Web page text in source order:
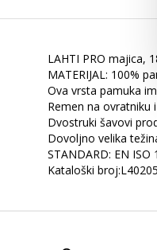
LAHTI PRO majica,
MATERIJAL: 100%
Ova vrsta pamuka
Remen na ovratniku
Dvostruki šavovi
Dovoljno velika
STANDARD: EN ISO
Kataloški